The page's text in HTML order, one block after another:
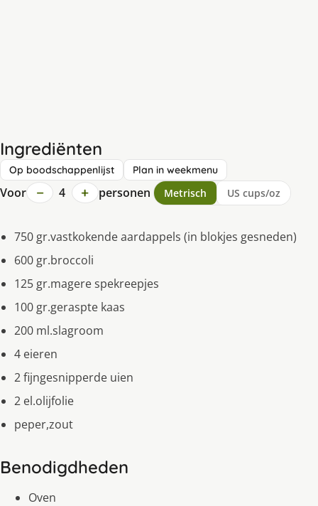
Ingrediënten
Op boodschappenlijst Plan in weekmenu
Voor − 4 + personen Metrisch US cups/oz
750 gr.vastkokende aardappels (in blokjes gesneden)
600 gr.broccoli
125 gr.magere spekreepjes
100 gr.geraspte kaas
200 ml.slagroom
4 eieren
2 fijngesnipperde uien
2 el.olijfolie
peper,zout
Benodigdheden
Oven